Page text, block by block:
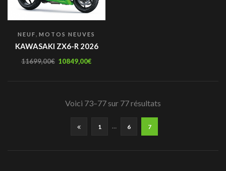
NEUF, MOTOS NEUVES
KAWASAKI ZX6-R 2026
11699,00€ 10849,00€
Voici 73–77 sur 77 résultats
1 … 6 7